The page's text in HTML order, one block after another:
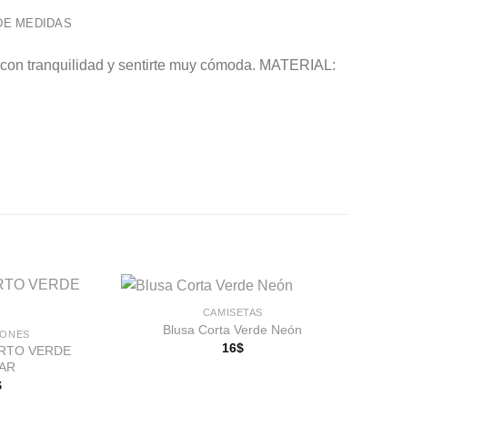
MEDIDAS
tranquilidad y sentirte muy cómoda. MATERIAL:
Añadir
VERDE
CAMISETAS
Blusa Corta Verde Neón
16$